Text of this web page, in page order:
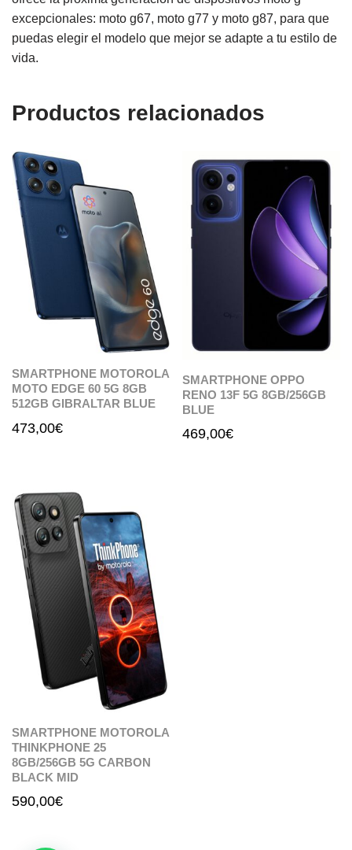
excepcionales: moto g67, moto g77 y moto g87, para que
puedas elegir el modelo que mejor se adapte a tu estilo de
vida.
Productos relacionados
SMARTPHONE MOTOROLA
MOTO EDGE 60 5G 8GB
512GB GIBRALTAR BLUE
473,00€
SMARTPHONE OPPO
RENO 13F 5G 8GB/256GB
BLUE
469,00€
SMARTPHONE MOTOROLA
THINKPHONE 25
8GB/256GB 5G CARBON
BLACK MID
590,00€